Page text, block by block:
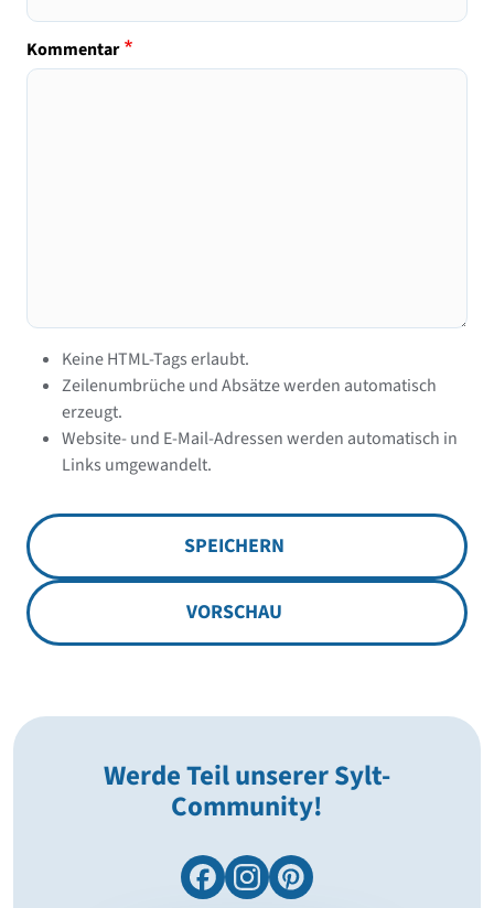
Kommentar
Keine HTML-Tags erlaubt.
Zeilenumbrüche und Absätze werden automatisch
erzeugt.
Website- und E-Mail-Adressen werden automatisch in
Links umgewandelt.
SPEICHERN
VORSCHAU
Werde Teil unserer Sylt-
Community!